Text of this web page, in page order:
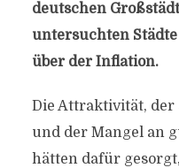
deutschen
untersuchten
über der Inflation.
Die Attraktivität, der
und der Mangel an
hätten dafür